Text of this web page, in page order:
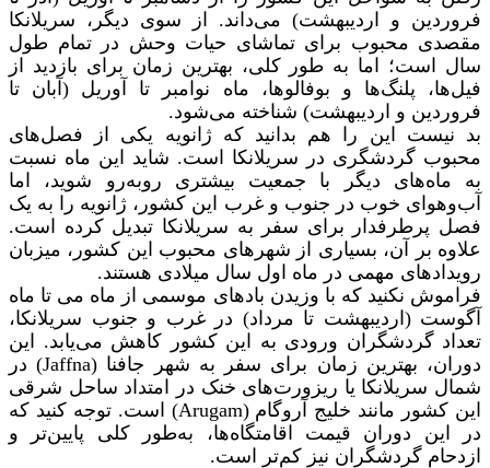
فروردین و اردیبهشت) می‌داند. از سوی دیگر، سریلانکا
مقصدی محبوب برای تماشای حیات وحش در تمام طول
سال است؛ اما به طور کلی، بهترین زمان برای بازدید از
فیل‌ها، پلنگ‌ها و بوفالوها، ماه‌ نوامبر تا آوریل (آبان تا
فروردین و اردیبهشت) شناخته می‌شود.
بد نیست این را هم بدانید که ژانویه یکی از فصل‌های
محبوب گردشگری در سریلانکا است. شاید این ماه نسبت
به ماه‌های دیگر با جمعیت بیشتری روبه‌رو شوید، اما
آب‌و‌هوای خوب در جنوب و غرب این کشور، ژانویه را به یک
فصل پرطرفدار برای سفر به سریلانکا تبدیل کرده است.
علاوه بر آن، بسیاری از شهرهای محبوب این کشور، میزبان
رویدادهای مهمی در ماه اول سال میلادی هستند.
فراموش نکنید که با وزیدن بادهای موسمی از ماه می تا ماه
آگوست (اردیبهشت تا مرداد) در غرب و جنوب سریلانکا،
تعداد گردشگران ورودی به این کشور کاهش می‌یابد. این
دوران، بهترین زمان برای سفر به شهر جافنا (Jaffna) در
شمال سریلانکا یا ریزورت‌های خنک در امتداد ساحل شرقی
این کشور مانند خلیج آروگام (Arugam) است. توجه کنید که
در این دوران قیمت اقامتگاه‌ها، به‌طور کلی پایین‌تر و
ازدحام گردشگران نیز کم‌تر است.